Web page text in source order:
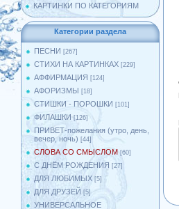
КАРТИНКИ ПО КАТЕГОРИЯМ
Категории раздела
ПЕСНИ [267]
СТИХИ НА КАРТИНКАХ [229]
АФФИРМАЦИЯ [124]
АФОРИЗМЫ [18]
СТИШКИ - ПОРОШКИ [101]
ФИЛАШКИ [126]
ПРИВЕТ-пожелания (утро, день,
вечер, ночь) [44]
СЛОВА СО СМЫСЛОМ [60]
С ДНЁМ РОЖДЕНИЯ [27]
ДЛЯ ЛЮБИМЫХ [5]
ДЛЯ ДРУЗЕЙ [5]
УНИВЕРСАЛЬНОЕ